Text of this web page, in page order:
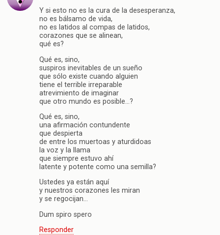
Y si esto no es la cura de la desesperanza,
no es bálsamo de vida,
no es latidos al compas de latidos,
corazones que se alinean,
qué es?
Qué es, sino,
suspiros inevitables de un sueño
que sólo existe cuando alguien
tiene el terrible irreparable
atrevimiento de imaginar
que otro mundo es posible…?
Qué es, sino,
una afirmación contundente
que despierta
de entre los muertoas y aturdidoas
la voz y la llama
que siempre estuvo ahí
latente y potente como una semilla?
Ustedes ya están aquí
y nuestros corazones les miran
y se regocijan…
Dum spiro spero
Responder